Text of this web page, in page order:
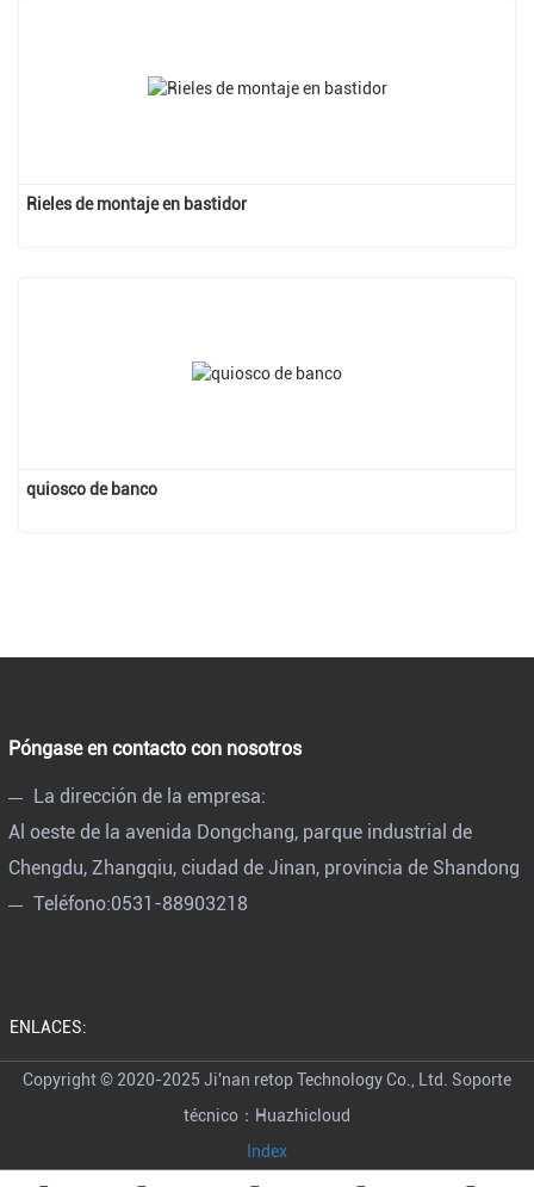
Rieles de montaje en bastidor
quiosco de banco
Póngase en contacto con nosotros
La dirección de la empresa:
Al oeste de la avenida Dongchang, parque industrial de
Chengdu, Zhangqiu, ciudad de Jinan, provincia de Shandong
Teléfono:0531-88903218
ENLACES:
Copyright © 2020-2025 Ji'nan retop Technology Co., Ltd. Soporte
técnico：Huazhicloud
Index